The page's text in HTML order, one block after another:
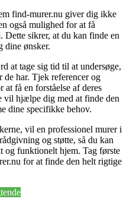
find-murer.nu giver dig ikke
også mulighed for at få
sikrer, at du kan finde en
dine ønsker.
at tage sig tid til at undersøge,
har. Tjek referencer og
få en forståelse af deres
vil hjælpe dig med at finde den
dine specifikke behov.
vil en professionel murer i
og støtte, så du kan
og funktionelt hjem. Tag første
for at finde den helt rigtige